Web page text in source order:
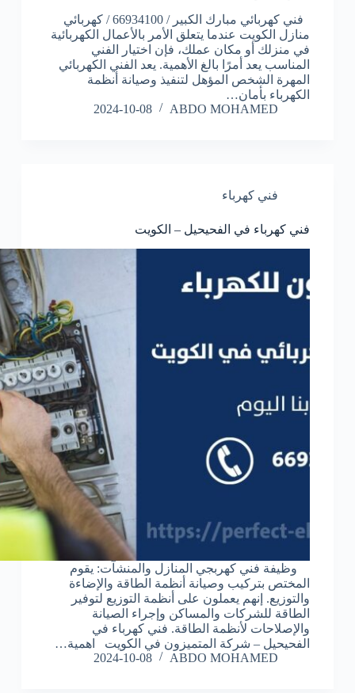
فني كهربائي مبارك الكبير / 66934100 / كهربائي
منازل الكويت عندما يتعلق الأمر بالأعمال الكهربائية
في منزلك أو مكان عملك، فإن اختيار الفني
المناسب يعد أمرًا بالغ الأهمية. يعد الفني الكهربائي
المهرة الشخص المؤهل لتنفيذ وصيانة أنظمة
الكهرباء بأمان…
ABDO MOHAMED
2024-10-08
فني كهرباء
فني كهرباء في الفحيحيل – الكويت
وظيفة فني كهربجي المنازل والمنشآت: يقوم
المختص بتركيب وصيانة أنظمة الطاقة والإضاءة
والتوزيع. إنهم يعملون على أنظمة التوزيع لتوفير
الطاقة للشركات والمساكن وإجراء الصيانة
والإصلاحات لأنظمة الطاقة. فني كهرباء في
الفحيحيل – شركة المتميزون في الكويت اهمية…
ABDO MOHAMED
2024-10-08